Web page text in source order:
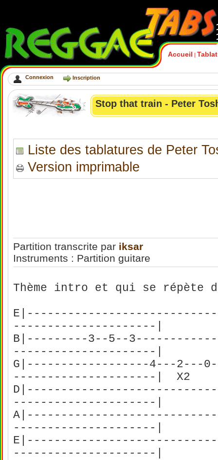
Accueil |
Connexion Inscription
Stop that train - Peter
Liste des tablatures de Peter
Version imprimable
Partition transcrite par iksar
Instruments : Partition guitare
Thème intro et qui se répète
---------------------|
B|---------3--5--
---------------------|
G|------------------4---2---
---------------------| X2
---------------------|
---------------------|
---------------------|